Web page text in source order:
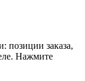
позиции заказа,
Нажмите